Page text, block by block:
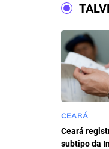
CEARÁ
Ceará
subtipo da